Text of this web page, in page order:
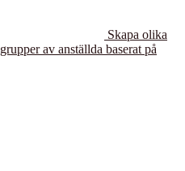
Skapa olika
av anställda baserat på